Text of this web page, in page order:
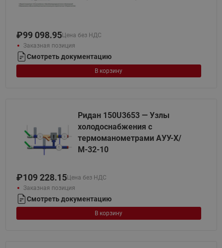
₽99 098.95Цена без НДС
Заказная позиция
Смотреть документацию
В корзину
Ридан 150U3653 — Узлы
холодоснабжения с
термоманометрами АУУ-Х/
М-32-10
₽109 228.15Цена без НДС
Заказная позиция
Смотреть документацию
В корзину